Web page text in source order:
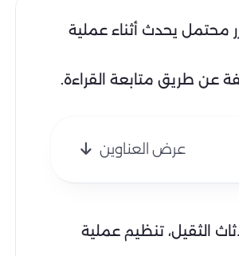
محتمل يحدث أثناء عملية
عن طريق متابعة القراءة.
عرض العناوين
الثقيل، تنظيم عملية